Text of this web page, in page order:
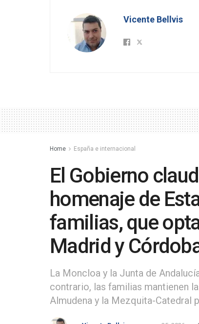
Vicente Bellvis
Home España e internacional
El Gobierno
homenaje de
familias, que
Madrid y
La Moncloa y la Junta de
contrario, las familias mantienen
Almudena y la Mezquita-Catedral